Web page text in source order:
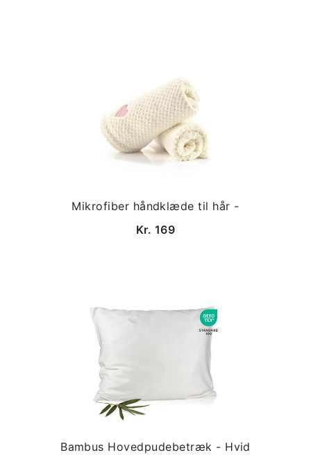
Mikrofiber håndklæde til hår -
Kr. 169
Bambus Hovedpudebetræk - Hvid